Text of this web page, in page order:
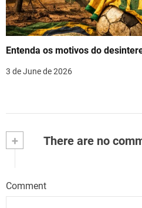
Entenda os motivos do
3 de June de 2026
+ There are no
Comment